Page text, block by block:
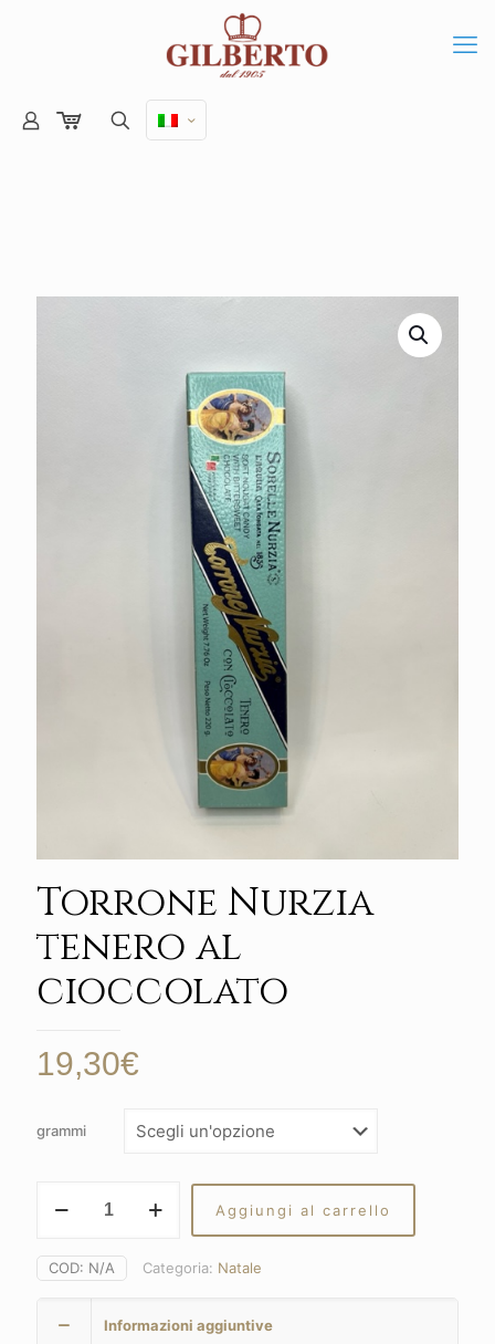
Torrone Nurzia
tenero al
cioccolato
19,30€
grammi
Nurzia
al
cioccolato
Aggiungi al carrello
COD: N/A Categoria: Natale
Informazioni aggiuntive